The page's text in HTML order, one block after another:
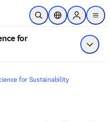
Ir para o conteúdo principal
Pesquisa aberta
Seletor deSign in to
menu
for
Exibir
for Sustainability